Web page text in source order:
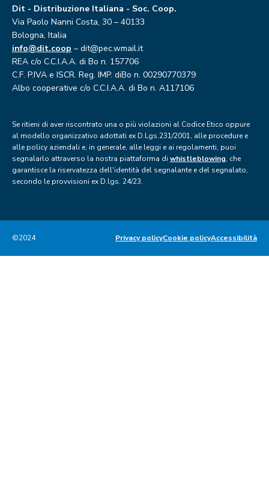
Dit - Distribuzione Italiana - Soc. Coop.
Via Paolo Nanni Costa, 30 – 40133
Bologna, Italia
info@dit.coop – dit@pec.wmail.it
REA c/o C.C.I.A.A. di Bo n. 157706
C.F. P.IVA e ISCR. Reg. IMP. diBo n. 00290770379
Albo cooperative c/o C.C.I.A.A. di Bo n. A117106
Se ritieni di aver riscontrato una o più violazioni al Codice Etico oppure
al modello organizzativo adottati ex D.Lgs.231/2001, alle procedure e
alle policy aziendali e, in generale, alle leggi e ai regolamenti, puoi
segnalarlo attraverso la nostra piattaforma di whistleblowing, che
garantisce la riservatezza dell'identità del segnalante e del segnalato,
secondo le provvisioni ex D.lgs. 24/23.
©2024 Privacy policyCookie policyAccessibilità